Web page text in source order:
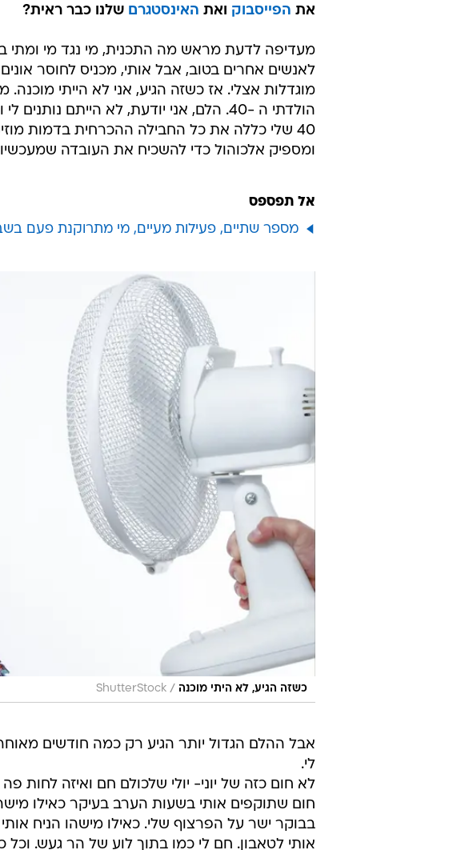
את הפייסבוק ואת האינסטגרם שלנו כבר ראית?
מעדיפה לדעת מראש מה התכנית, מי נגד מי ומתי
לאנשים אחרים בטוב, אבל אותי, מכניס לחוסר
מוגדלות אצלי. אז כשזה הגיע, אני לא הייתי
40 שלי כללה את כל החבילה ההכרחית בדמות
ומספיק אלכוהול כדי להשכיח את העובדה
אל תפספס
מספר שתיים, פעילות מעיים, מי מתרוקנת פעם
כשזה הגיע, לא היתי מוכנה /
ShutterStock
אבל ההלם הגדול יותר הגיע רק כמה חודשים
לי.
לא חום כזה של יוני- יולי שלכולם חם ואיזה לחות
חום שתוקפים אותי בשעות הערב בעיקר כאילו
בבוקר ישר על הפרצוף שלי. כאילו מישהו הניח
אותי לטאבון. חם לי כמו בתוך לוע של הר געש.